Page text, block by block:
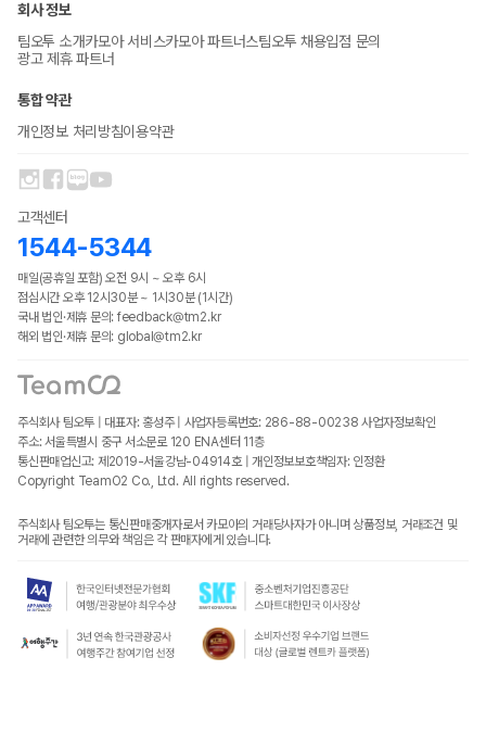
회사 정보
팀오투 소개카모아 서비스카모아 파트너스팀오투 채용입점 문의
광고 제휴 파트너
통합 약관
개인정보 처리방침이용약관
고객센터
1544-5344
매일(공휴일 포함) 오전 9시 ~ 오후 6시
점심시간 오후 12시30분 ~ 1시30분 (1시간)
국내 법인·제휴 문의: feedback@tm2.kr
해외 법인·제휴 문의: global@tm2.kr
주식회사 팀오투 | 대표자: 홍성주 | 사업자등록번호: 286-88-00238 사업자정보확인
주소: 서울특별시 중구 서소문로 120 ENA센터 11층
통신판매업신고: 제2019-서울강남-04914호 | 개인정보보호책임자: 인정환
Copyright TeamO2 Co., Ltd. All rights reserved.
주식회사 팀오투는 통신판매중개자로서 카모아의 거래당사자가 아니며 상품정보, 거래조건 및
거래에 관련한 의무와 책임은 각 판매자에게 있습니다.